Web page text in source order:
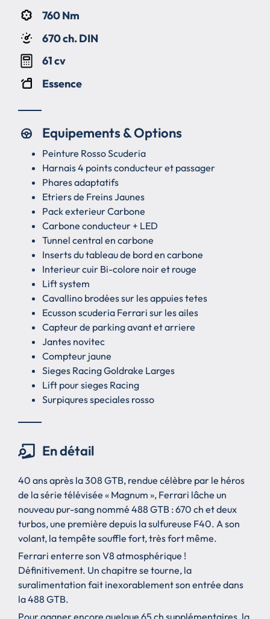
760 Nm
670 ch. DIN
61 cv
Essence
Equipements & Options
Peinture Rosso Scuderia
Harnais 4 points conducteur et passager
Phares adaptatifs
Etriers de Freins Jaunes
Pack exterieur Carbone
Carbone conducteur + LED
Tunnel central en carbone
Inserts du tableau de bord en carbone
Interieur cuir Bi-colore noir et rouge
Lift system
Cavallino brodées sur les appuies tetes
Ecusson scuderia Ferrari sur les ailes
Capteur de parking avant et arriere
Jantes novitec
Compteur jaune
Sieges Racing Goldrake Larges
Lift pour sieges Racing
Surpiqures speciales rosso
En détail
40 ans après la 308 GTB, rendue célèbre par le héros
de la série télévisée « Magnum », Ferrari lâche un
nouveau pur-sang nommé 488 GTB : 670 ch et deux
turbos, une première depuis la sulfureuse F40. A son
volant, la tempête souffle fort, très fort même.
Ferrari enterre son V8 atmosphérique !
Définitivement. Un chapitre se tourne, la
suralimentation fait inexorablement son entrée dans
la 488 GTB.